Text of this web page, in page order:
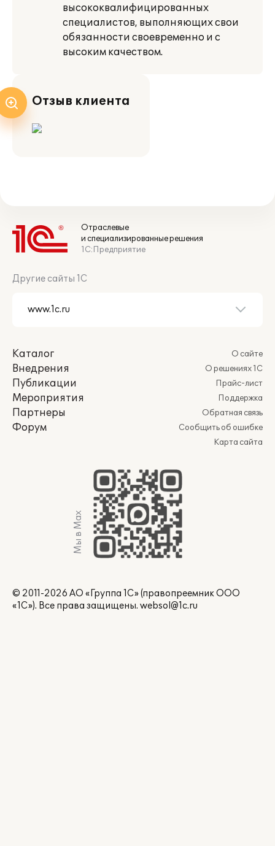
высококвалифицированных
специалистов, выполняющих свои
обязанности своевременно и с
высоким качеством.
Отзыв клиента
Отраслевые
и специализированные решения
1С:Предприятие
Другие сайты 1С
Каталог
Внедрения
Публикации
Мероприятия
Партнеры
Форум
О сайте
О решениях 1С
Прайс-лист
Поддержка
Обратная связь
Сообщить об ошибке
Карта сайта
Мы в Max
© 2011-2026 АО «Группа 1С» (правопреемник ООО
«1С»). Все права защищены. websol@1c.ru